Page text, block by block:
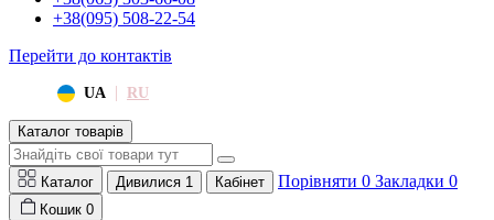
+38(095) 508-22-54
Перейти до контактів
UA | RU
Каталог товарів
Каталог Дивилися 1 Кабінет Порівняти 0 Закладки 0
Кошик 0